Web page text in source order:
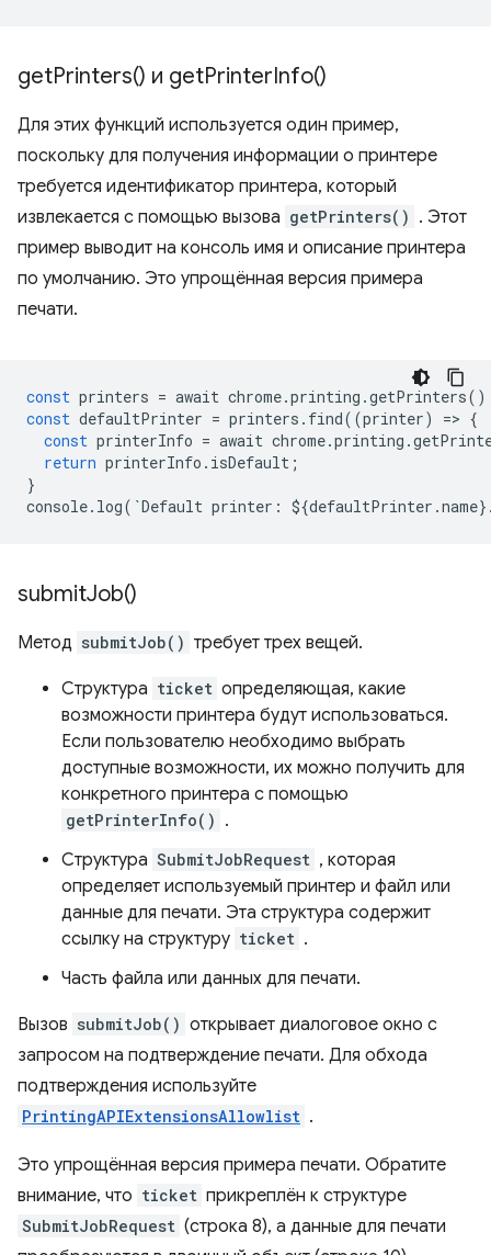
getPrinters() и getPrinterInfo()
Для этих функций используется один пример,
поскольку для получения информации о принтере
требуется идентификатор принтера, который
извлекается с помощью вызова getPrinters() . Этот
пример выводит на консоль имя и описание принтера
по умолчанию. Это упрощённая версия примера
печати.
const printers = await chrome.printing .getPrinters
const defaultPrinter = printers . find((printer) => {
const printerInfo = await chrome.printing .
return printerInfo . isDefault ;
}
console. log( `Default printer : ${defaultPrinter .name}
submitJob()
Метод submitJob() требует трех вещей.
Структура ticket определяющая, какие
возможности принтера будут использоваться.
Если пользователю необходимо выбрать
доступные возможности, их можно получить для
конкретного принтера с помощью
getPrinterInfo() .
Структура SubmitJobRequest , которая
определяет используемый принтер и файл или
данные для печати. ​​Эта структура содержит
ссылку на структуру ticket .
Часть файла или данных для печати.
Вызов submitJob() открывает диалоговое окно с
запросом на подтверждение печати. ​​Для обхода
подтверждения используйте
PrintingAPIExtensionsAllowlist .
Это упрощённая версия примера печати. ​​Обратите
внимание, что ticket прикреплён к структуре
SubmitJobRequest (строка 8), а данные для печати